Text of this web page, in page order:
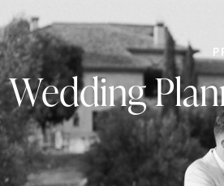
Wedding